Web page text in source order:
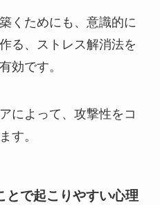
くためにも、意識的に
る、ストレス解消法を
効です。
によって、攻撃性をコ
す。
とで起こりやすい心理